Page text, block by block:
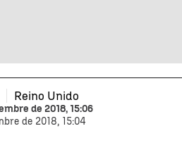
Reino Unido
de 2018, 15:06
de 2018, 15:04